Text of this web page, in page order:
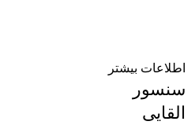
اطلاعات بیشتر
سنسور
القایی